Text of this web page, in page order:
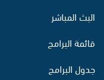
البث المباشر
قائمة البرامج
جدول البرامج